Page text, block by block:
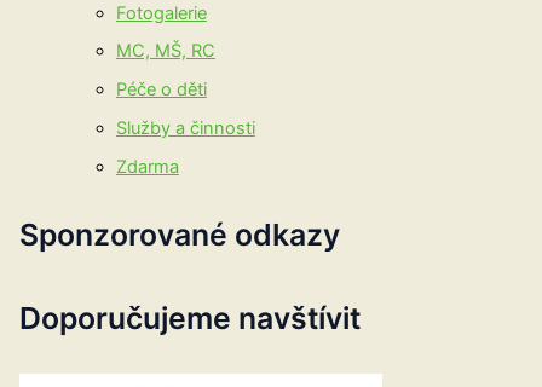
Fotogalerie
MC, MŠ, RC
Péče o děti
Služby a činnosti
Zdarma
Sponzorované odkazy
Doporučujeme navštívit